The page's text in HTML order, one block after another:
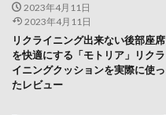
2023年4月11日
2023年4月11日
リクライニング出来ない後部座席
を快適にする「モトリア」リクラ
イニングクッションを実際に使っ
たレビュー